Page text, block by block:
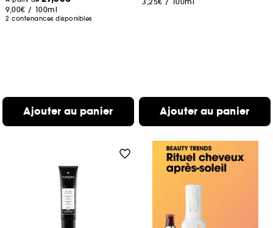
9,00€ / 100ml
2 contenances disponibles
Ajouter au panier Ajouter au panier